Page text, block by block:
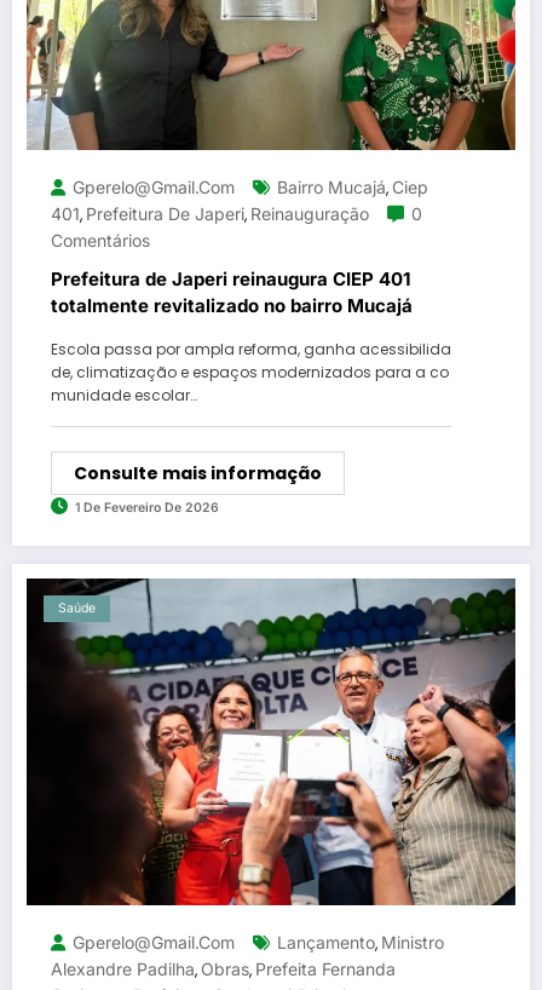
Gperelo@gmail.com Bairro Mucajá, Ciep
401, Prefeitura De Japeri, Reinauguração
0
Comentários
Prefeitura de Japeri reinaugura CIEP 401
totalmente revitalizado no bairro Mucajá
Escola passa por ampla reforma, ganha acessibilida
de, climatização e espaços modernizados para a co
munidade escolar…
Consulte mais informação
1 De Fevereiro De 2026
Saúde
Gperelo@gmail.com Lançamento, Ministro
Alexandre Padilha, Obras, Prefeita Fernanda